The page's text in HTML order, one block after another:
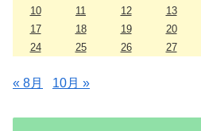
10
11 12 13
17
18 19 20
24
25 26 27
« 8月 10月 »